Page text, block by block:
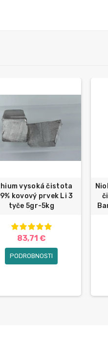
vysoká čistota
kovový prvek Li 3
tyče 5gr-5kg
83,71 €
PODROBNOSTI